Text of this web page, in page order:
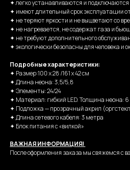
✦ легко устанавливаются и подключаются
✦ имеют длительный срок эксплуатации
✦ не теряют яркости и не выцветают со
✦ не нагревается, не содержат газа и
✦ не требуют дополнительного
✦ экологически безопасны для человека и
Подробные характеристики:
✦ Размер:100 х 28 /161 x 42 см
✦ Длина неона: 3,5/5,8
✦ Элементы: 24/24
✦ Материал: гибкий LED. Толщина неона:
✦ Подложка — прозрачный акрил
✦ Длина сетевого кабеля: 3 метра
✦ Блок питания с «вилкой»
ВАЖНАЯ ИНФОРМАЦИЯ!
После оформления заказа мы свяжемся с